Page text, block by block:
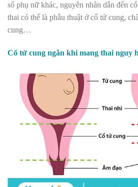
số phụ nữ khác, nguyên nhân dẫn đến
thai có thể là phẫu thuật ở cổ tử cung,
cung…
Cổ tử cung ngắn khi mang thai nguy